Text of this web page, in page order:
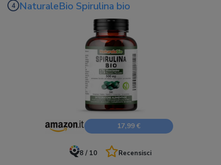
NaturaleBio Spirulina bio
17,99 €
8 / 10 Recensisci